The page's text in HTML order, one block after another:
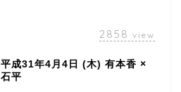
2858 view
平成31年4月4日 (木) 有本香 ×
石平